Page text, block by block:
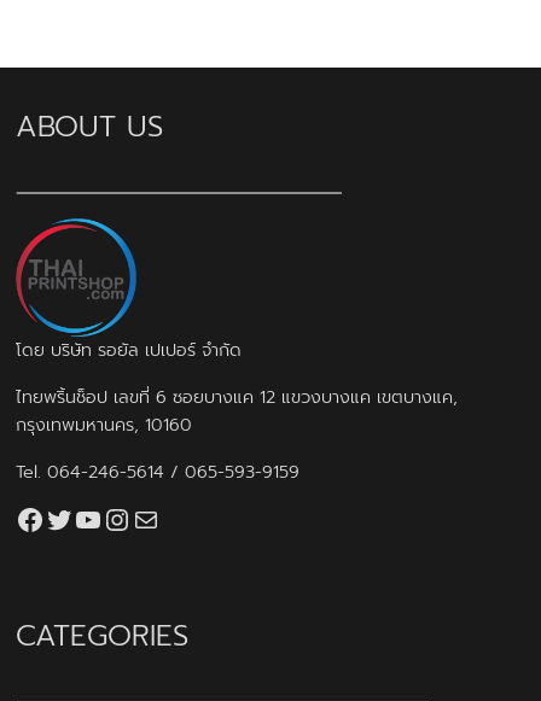
ABOUT US
โดย บริษัท รอยัล เปเปอร์ จำกัด
ไทยพริ้นช็อป เลขที่ 6 ซอยบางแค 12 แขวงบางแค เขตบางแค,
กรุงเทพมหานคร, 10160
Tel.064-246-5614 /065-593-9159
Facebook
Twitter
YouTube
Instagram
thaiprintshop.aw@gmail.com
CATEGORIES